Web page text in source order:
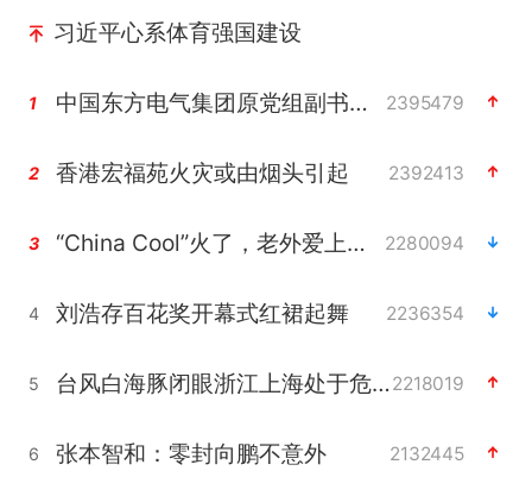
习近平心系体育强国建设
1 中国东方电气集团原党组副书记、董事宋致远被查 2395479
2 香港宏福苑火灾或由烟头引起 2392413
3 “China Cool”火了，老外爱上中国避暑游 2280094
4 刘浩存百花奖开幕式红裙起舞 2236354
5 台风白海豚闭眼浙江上海处于危险半圆2218019
6 张本智和：零封向鹏不意外 2132445